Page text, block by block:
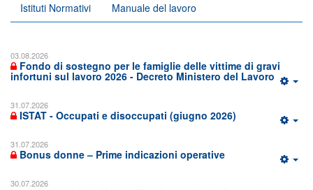
Istituti Normativi Manuale del lavoro
03.08.2026
Fondo di sostegno per le famiglie delle vittime di gravi
infortuni sul lavoro 2026 - Decreto Ministero del Lavoro
31.07.2026
ISTAT - Occupati e disoccupati (giugno 2026)
31.07.2026
Bonus donne – Prime indicazioni operative
30.07.2026